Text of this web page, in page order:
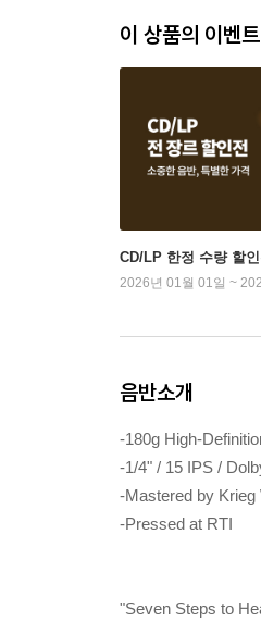
이 상품의 이벤트
CD/LP 한정 수량 할
2026년 01월 01일 ~
음반소개
-180g High-
-1/4" / 15 IPS /
-Mastered by Krieg
-Pressed at RTI
"Seven Steps to